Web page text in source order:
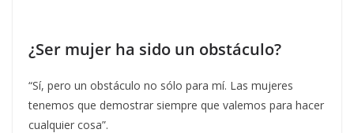
¿Ser mujer ha sido un obstáculo?
“Sí, pero un obstáculo no sólo para mí. Las mujeres
tenemos que demostrar siempre que valemos para hacer
cualquier cosa”.